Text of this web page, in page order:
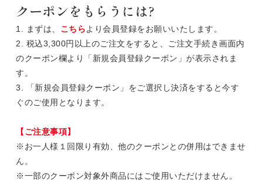
クーポンをもらうには?
1. まずは、 こちらより会員登録をお願いいたします。
2. 税込3,300円以上のご注文をすると、ご注文手続き画面内
のクーポン欄より「新規会員登録クーポン」が表示されま
す。
3. 「新規会員登録クーポン」をご選択し決済をすると今す
ぐのご使用となります。
【ご注意事項】
※お一人様１回限り有効、他のクーポンとの併用はできませ
ん。
※一部のクーポン対象外商品にはご使用いただけません。